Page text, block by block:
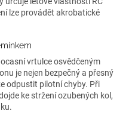
lze provádět akrobatické
vrtulce osvědčeným
je nejen bezpečný a přesný
odpustit pilotní chyby. Při
ke stržení ozubených kol,